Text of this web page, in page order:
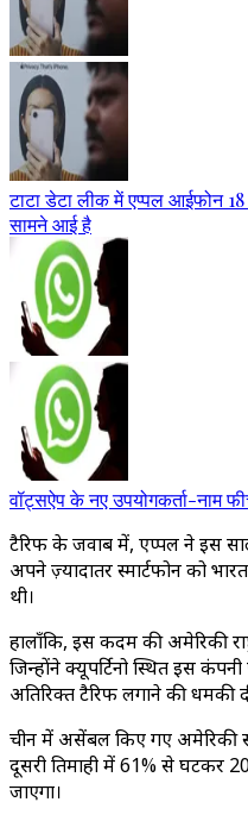
टाटा डेटा लीक में एप्पल आईफोन 18
सामने आई है
वॉट्सऐप के नए उपयोगकर्ता-नाम
टैरिफ के जवाब में, एप्पल ने इस
अपने ज़्यादातर स्मार्टफोन को
थी।
हालाँकि, इस कदम की अमेरिकी
जिन्होंने क्यूपर्टिनो स्थित इस
अतिरिक्त टैरिफ लगाने की धमकी
चीन में असेंबल किए गए अमेरिकी
दूसरी तिमाही में 61% से घटकर
जाएगा।